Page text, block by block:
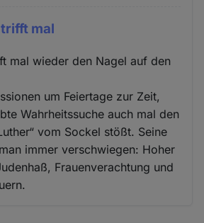
mal
mal wieder den Nagel auf den
um Feiertage zur Zeit,
Wahrheitssuche auch mal den
vom Sockel stößt. Seine
immer verschwiegen: Hoher
Frauenverachtung und